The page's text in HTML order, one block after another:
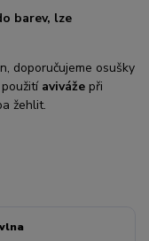
barev, lze
doporučujeme osušky
použití aviváže při
žehlit.